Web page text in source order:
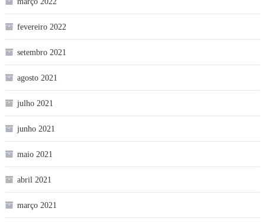
fevereiro 2022
setembro 2021
agosto 2021
julho 2021
junho 2021
maio 2021
abril 2021
março 2021